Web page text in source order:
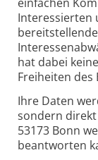
Interessierten
hat dabei
Freiheiten
Ihre Daten
sondern
53173 Bonn
beantworten